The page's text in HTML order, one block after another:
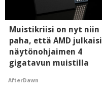
Muistikriisi on nyt niin
paha, että AMD julkaisi
näytönohjaimen 4
gigatavun muistilla
AfterDawn